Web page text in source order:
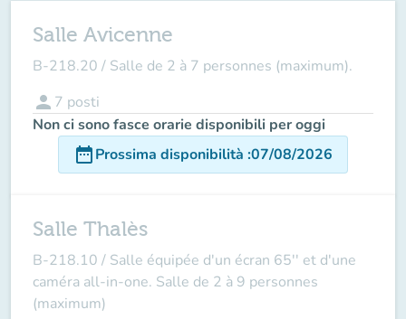
Salle Avicenne
B-218.20 / Salle de 2 à 7 personnes (maximum).
person 7 posti
Non ci sono fasce orarie disponibili per oggi
date_rangeProssima disponibilità :07/08/2026
Salle Thalès
B-218.10 / Salle équipée d'un écran 65'' et d'une
caméra all-in-one. Salle de 2 à 9 personnes
(maximum)